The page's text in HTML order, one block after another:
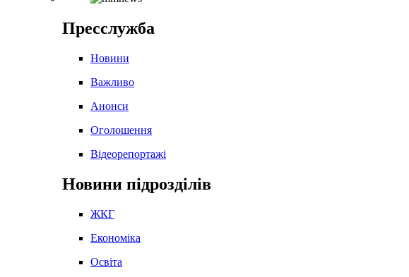
Пресслужба
Новини
Важливо
Анонси
Оголошення
Відеорепортажі
Новини підрозділів
ЖКГ
Економіка
Освіта